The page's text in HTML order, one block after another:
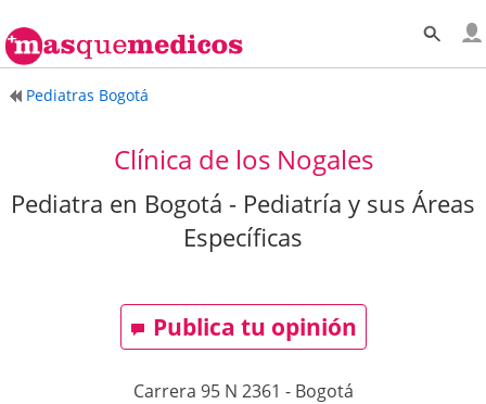
Pediatras Bogotá
Clínica de los Nogales
Pediatra en Bogotá - Pediatría y sus Áreas
Específicas
Publica tu opinión
Carrera 95 N 2361 - Bogotá